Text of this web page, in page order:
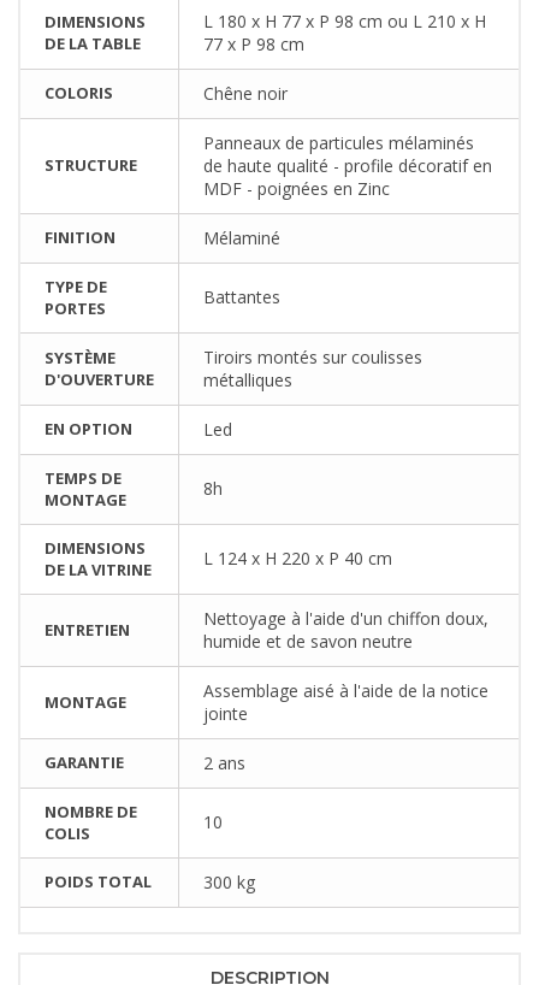
DIMENSIONS
DE LA TABLE
L 180 x H 77 x P 98 cm ou L 210 x H
77 x P 98 cm
COLORIS Chêne noir
STRUCTURE
Panneaux de particules mélaminés
de haute qualité - profile décoratif en
MDF - poignées en Zinc
FINITION Mélaminé
TYPE DE
PORTES
Battantes
SYSTÈME
D'OUVERTURE
Tiroirs montés sur coulisses
métalliques
EN OPTION Led
TEMPS DE
MONTAGE
8h
DIMENSIONS
DE LA VITRINE
L 124 x H 220 x P 40 cm
ENTRETIEN
Nettoyage à l'aide d'un chiffon doux,
humide et de savon neutre
MONTAGE
Assemblage aisé à l'aide de la notice
jointe
GARANTIE 2 ans
NOMBRE DE
COLIS
10
POIDS TOTAL 300 kg
DESCRIPTION